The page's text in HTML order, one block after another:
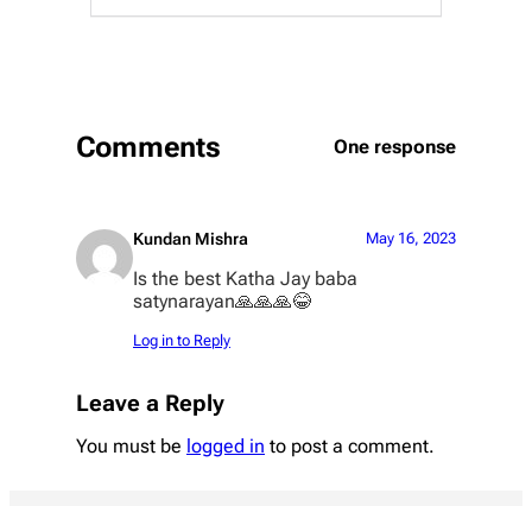
Comments One response
Kundan Mishra May 16, 2023
Is the best Katha Jay baba
satynarayan🙏🙏🙏😂
Log in to Reply
Leave a Reply
You must be logged in to post a comment.